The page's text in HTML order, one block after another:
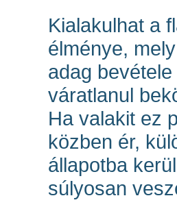
Kialakulhat a
élménye,
adag
váratlanul
Ha valakit ez
közben ér,
állapotba
súlyosan